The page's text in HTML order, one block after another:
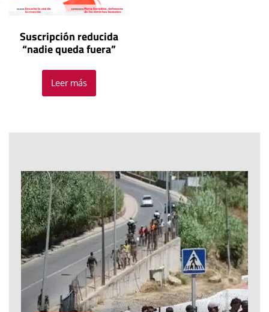
Suscripción reducida
“nadie queda fuera”
Leer más